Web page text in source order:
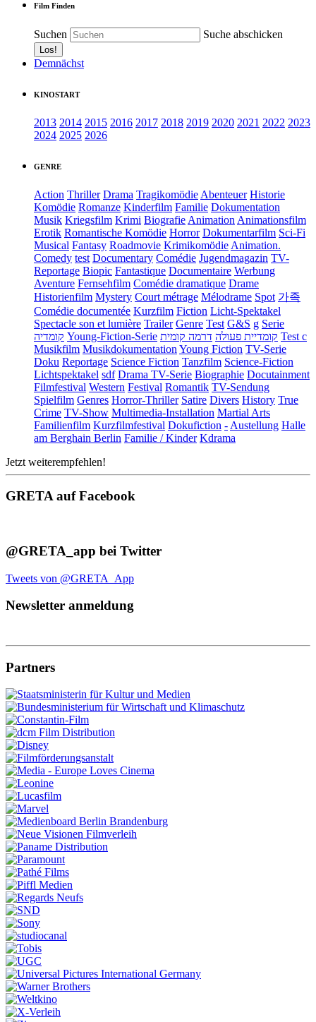
Film Finden
Suchen Suche abschicken
Demnächst
KINOSTART
2013 2014 2015 2016 2017 2018 2019 2020 2021 2022 2023
2024 2025 2026
GENRE
Action Thriller Drama Tragikomödie Abenteuer Historie
Komödie Romanze Kinderfilm Familie Dokumentation
Musik Kriegsfilm Krimi Biografie Animation Animationsfilm
Erotik Romantische Komödie Horror Dokumentarfilm Sci-Fi
Musical Fantasy Roadmovie Krimikomödie Animation.
Comedy test Documentary Comédie Jugendmagazin TV-
Reportage Biopic Fantastique Documentaire Werbung
Aventure Fernsehfilm Comédie dramatique Drame
Historienfilm Mystery Court métrage Mélodrame Spot 가족
Comédie documentée Kurzfilm Fiction Licht-Spektakel
Spectacle son et lumière Trailer Genre Test G&S g Serie
קומדיה Young-Fiction-Serie קומדיית פעולה דרמה קומית
Test c
Musikfilm Musikdokumentation Young Fiction TV-Serie
Doku Reportage Science Fiction Tanzfilm Science-Fiction
Lichtspektakel sdf Drama TV-Serie Biographie Docutainment
Filmfestival Western Festival Romantik TV-Sendung
Spielfilm Genres Horror-Thriller Satire Divers History True
Crime TV-Show Multimedia-Installation Martial Arts
Familienfilm Kurzfilmfestival Dokufiction - Austellung Halle
am Berghain Berlin Familie / Kinder Kdrama
Jetzt weiterempfehlen!
GRETA auf Facebook
@GRETA_app bei Twitter
Tweets von @GRETA_App
Newsletter anmeldung
Partners